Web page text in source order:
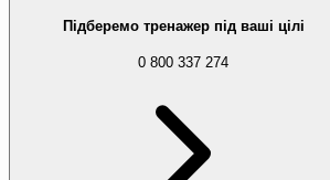
Підберемо тренажер під ваші цілі
0 800 337 274